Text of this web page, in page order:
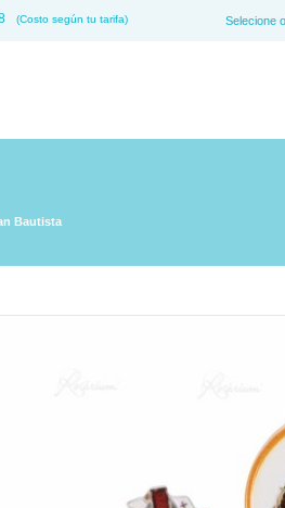
(Costo según tu tarifa) Selecione
Bautista